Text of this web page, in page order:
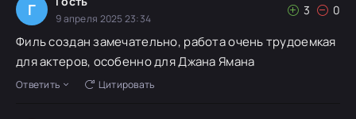
Г 9 апреля 2025 23:34
3 0
Филь создан замечательно, работа очень трудоемкая
для актеров, особенно для Джана Ямана
Ответить Цитировать